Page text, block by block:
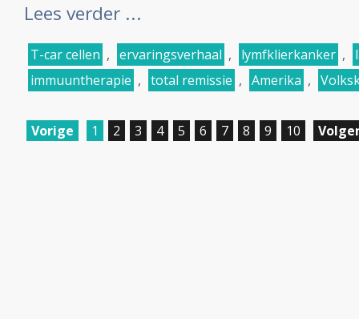
Lees verder ...
T-car cellen , ervaringsverhaal , lymfklierkanker ,
immuuntherapie , total remissie , Amerika ,
Vorige 1 2 3 4 5 6 7 8 9 10